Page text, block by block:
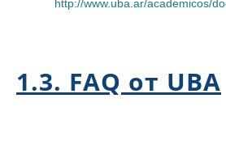
http://www.uba.ar/academicos/
1.3. FAQ от UBA